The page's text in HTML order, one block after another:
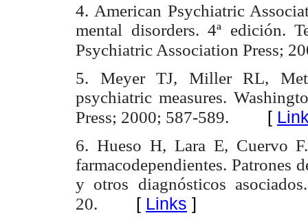
4. American Psychiatric
mental disorders. 4ª edición.
Psychiatric Association Press;
5. Meyer TJ, Miller RL,
psychiatric measures.
Press; 2000; 587-589. [
6. Hueso H, Lara E, Cuervo
farmacodependientes. Patrones
y otros diagnósticos
20. [ Links ]